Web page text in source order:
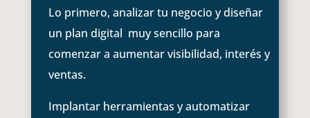
Lo primero, analizar tu negocio y diseñar
un plan digital muy sencillo para
comenzar a aumentar visibilidad, interés y
ventas.
Implantar herramientas y automatizar